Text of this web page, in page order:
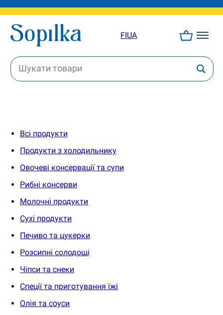
FIUA
Всі продукти
Продукти з холодильнику
Овочеві консервації та супи
Рибні консерви
Молочні продукти
Сухі продукти
Печиво та цукерки
Розсипні солодощі
Чіпси та снеки
Спеції та приготування їжі
Олія та соуси